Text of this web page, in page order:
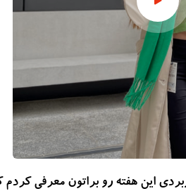
این هفته رو براتون معرفی کردم